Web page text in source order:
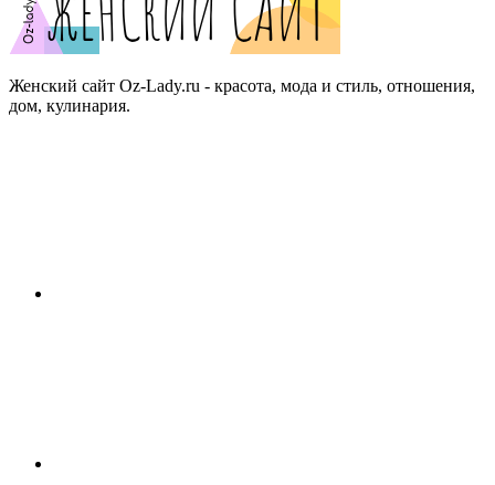
Женский сайт Oz-Lady.ru - красота, мода и стиль, отношения,
дом, кулинария.